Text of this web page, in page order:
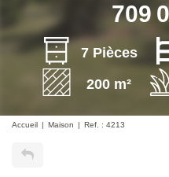
709
7 Pièces
200 m²
Accueil Maison Ref. : 4213